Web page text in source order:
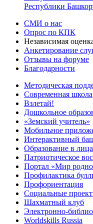
Республики
СМИ о нас
Опрос по КПК
Независимая
Анкетирование
Отзывы на форуме
Благодарности
Методическая
Современная школа
Взлетай!
Дошкольное
«Земский учитель»
Мобильное
Интерактивный
Образование в
Патриотическое
Портал «Мир
Профилактика
Профориентация
Социальные
Шахматный клуб
Электронно-
Worldskills Russia